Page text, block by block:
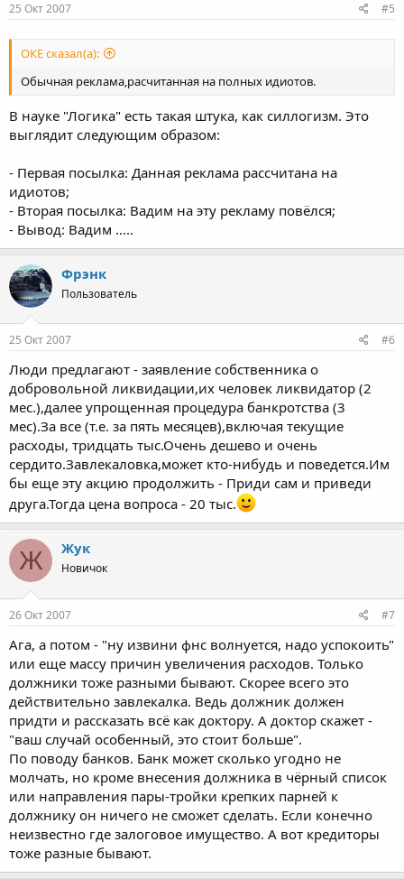
25 Окт 2007 #5
ОКЕ сказал(а):
Обычная реклама,расчитанная на полных идиотов.
В науке "Логика" есть такая штука, как силлогизм. Это
выглядит следующим образом:
- Первая посылка: Данная реклама рассчитана на
идиотов;
- Вторая посылка: Вадим на эту рекламу повёлся;
- Вывод: Вадим .....
Фрэнк
Пользователь
25 Окт 2007 #6
Люди предлагают - заявление собственника о
добровольной ликвидации,их человек ликвидатор (2
мес.),далее упрощенная процедура банкротства (3
мес).За все (т.е. за пять месяцев),включая текущие
расходы, тридцать тыс.Очень дешево и очень
сердито.Завлекаловка,может кто-нибудь и поведется.Им
бы еще эту акцию продолжить - Приди сам и приведи
друга.Тогда цена вопроса - 20 тыс.
Ж Жук
Новичок
26 Окт 2007 #7
Ага, а потом - "ну извини фнс волнуется, надо успокоить"
или еще массу причин увеличения расходов. Только
должники тоже разными бывают. Скорее всего это
действительно завлекалка. Ведь должник должен
придти и рассказать всё как доктору. А доктор скажет -
"ваш случай особенный, это стоит больше".
По поводу банков. Банк может сколько угодно не
молчать, но кроме внесения должника в чёрный список
или направления пары-тройки крепких парней к
должнику он ничего не сможет сделать. Если конечно
неизвестно где залоговое имущество. А вот кредиторы
тоже разные бывают.